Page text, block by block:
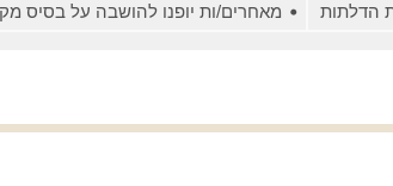
מאחרים/ות יופנו להושבה על בסיס מקום פנוי